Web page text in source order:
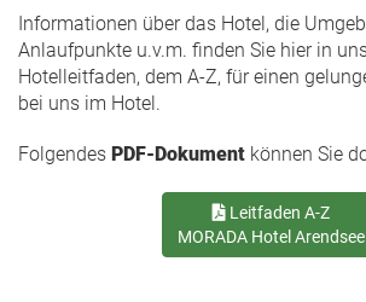
Informationen über das Hotel, die
Anlaufpunkte u.v.m. finden Sie hier in
Hotelleitfaden, dem A-Z, für einen
bei uns im Hotel.
Folgendes PDF-Dokument können Sie
Leitfaden A-Z
MORADA Hotel Arendsee